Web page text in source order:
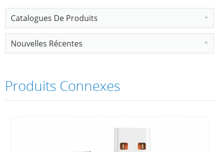
Catalogues De Produits
Nouvelles Récentes
Produits Connexes